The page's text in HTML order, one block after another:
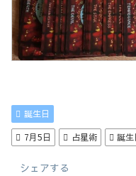
誕生日
7月5日 占星術 誕生
シェアする